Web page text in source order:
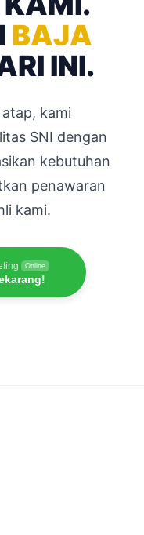
BAJA
INI.
kami
SNI dengan
kebutuhan
penawaran
kami.
Online